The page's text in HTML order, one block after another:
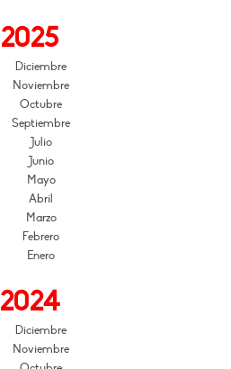
2025
Diciembre
Noviembre
Octubre
Septiembre
Julio
Junio
Mayo
Abril
Marzo
Febrero
Enero
2024
Diciembre
Noviembre